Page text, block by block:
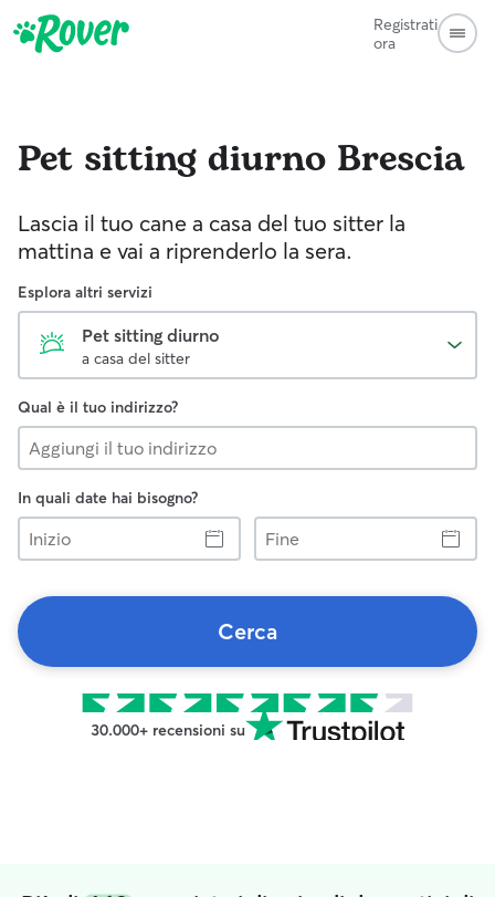
Registrati
ora
Pet sitting diurno Brescia
Lascia il tuo cane a casa del tuo sitter la
mattina e vai a riprenderlo la sera.
Esplora altri servizi
Pet sitting diurno
a casa del sitter
Qual è il tuo indirizzo?
In quali date hai bisogno?
Inizio
Fine
Cerca
30.000+ recensioni su